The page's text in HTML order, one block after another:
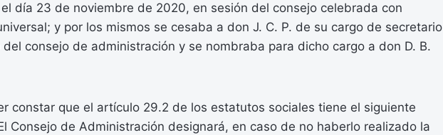
día 23 de noviembre de 2020, en sesión del consejo celebrada con
y por los mismos se cesaba a don J. C. P. de su cargo de secretario
del consejo de administración y se nombraba para dicho cargo a don D. B.
constar que el artículo 29.2 de los estatutos sociales tiene el siguiente
Consejo de Administración designará, en caso de no haberlo realizado la